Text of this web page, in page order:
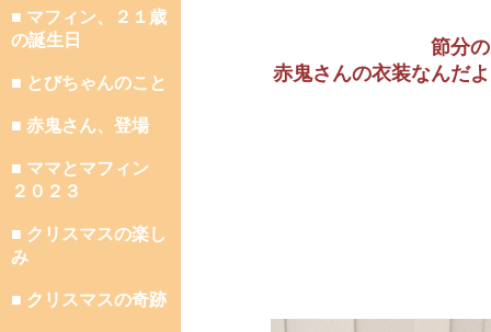
■ マフィン、２１歳
の誕生日
■ とびちゃんのこと
■ 赤鬼さん、登場
■ ママとマフィン
２０２３
■ クリスマスの楽し
み
■ クリスマスの奇跡
節分
赤鬼さんの衣装なんだ